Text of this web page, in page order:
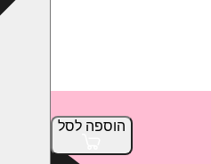
הוספה לסל